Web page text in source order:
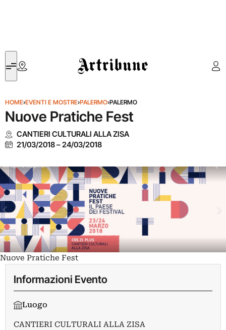
Artribune
HOME›EVENTI E MOSTRE›PALERMO›PALERMO
Nuove Pratiche Fest
CANTIERI CULTURALI ALLA ZISA
21/03/2018–24/03/2018
Nuove Pratiche Fest
Informazioni Evento
Luogo
CANTIERI CULTURALI ALLA ZISA